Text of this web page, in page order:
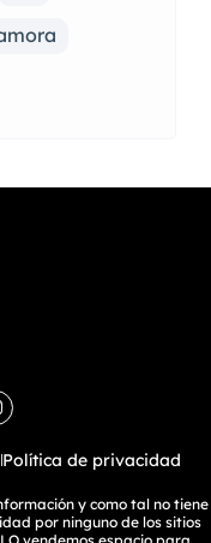
Política de privacidad
y como tal no tiene
por ninguno de los sitios